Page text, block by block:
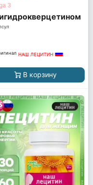
3
НАШ ЛЕЦИТИН
В корзину